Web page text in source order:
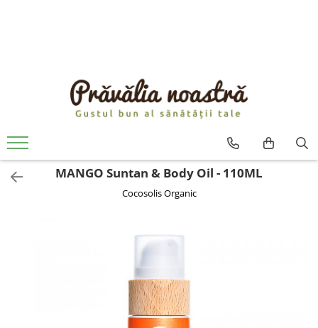
ULEIURI ȘI UNTURI
MĂSLINE
NUCI ȘI SEMINȚE
FRUCTE DESHIDRATATE
ÎNDULCITORI NATURALI / MIERE
BĂUTURI / LAPTE VEGETAL
MANGO Suntan & Body Oil - 110ML
Cocosolis Organic